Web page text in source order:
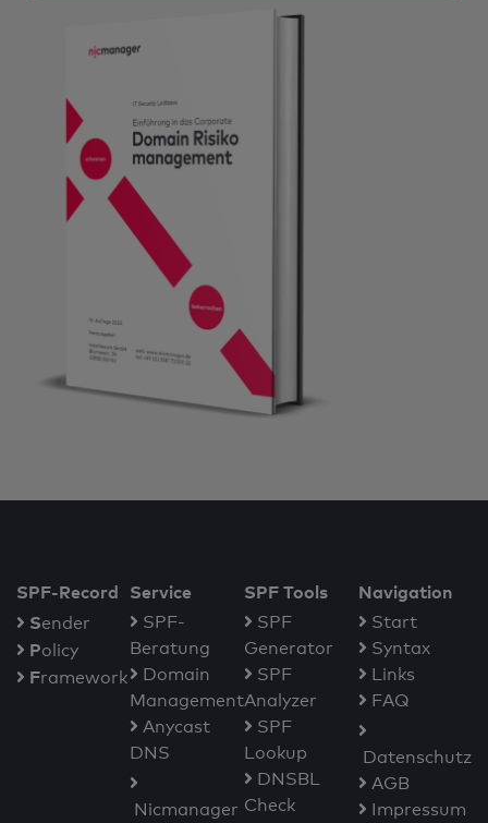
SPF-Record
Sender
Policy
Framework
Service
SPF-
Beratung
Domain
Management
Anycast
DNS
Nicmanager
SPF Tools
SPF
Generator
SPF
Analyzer
SPF
Lookup
DNSBL
Check
Navigation
Start
Syntax
Links
FAQ
Datenschutz
AGB
Impressum